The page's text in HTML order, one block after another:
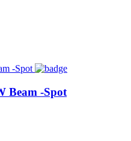
Beam -Spot